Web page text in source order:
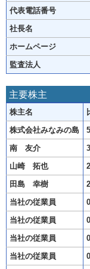
代表電話番号
社長名
ホームページ
監査法人
主要株主
株主名
株式会社みなみの島
南 友介
山崎 拓也
田島 幸樹
当社の従業員
当社の従業員
当社の従業員
当社の従業員